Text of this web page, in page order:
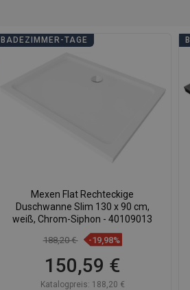
BADEZIMMER-TAGE
Mexen Flat Rechteckige
Duschwanne Slim 130 x 90 cm,
weiß, Chrom-Siphon - 40109013
188,20 € -19,98%
150,59 €
Katalogpreis: 188,20 €